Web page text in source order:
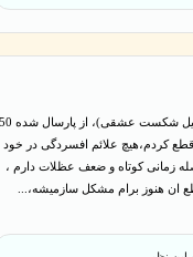
کردم،هیچ علائم افسردگی در خود
زمانی کوتاه و ضعف عظلات دارم ،
ان هنوز برام مشکل سازمیشه،...